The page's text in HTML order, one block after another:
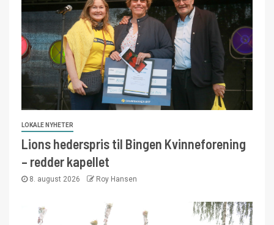
LOKALE NYHETER
Lions hederspris til Bingen Kvinneforening
– redder kapellet
8. august 2026 Roy Hansen